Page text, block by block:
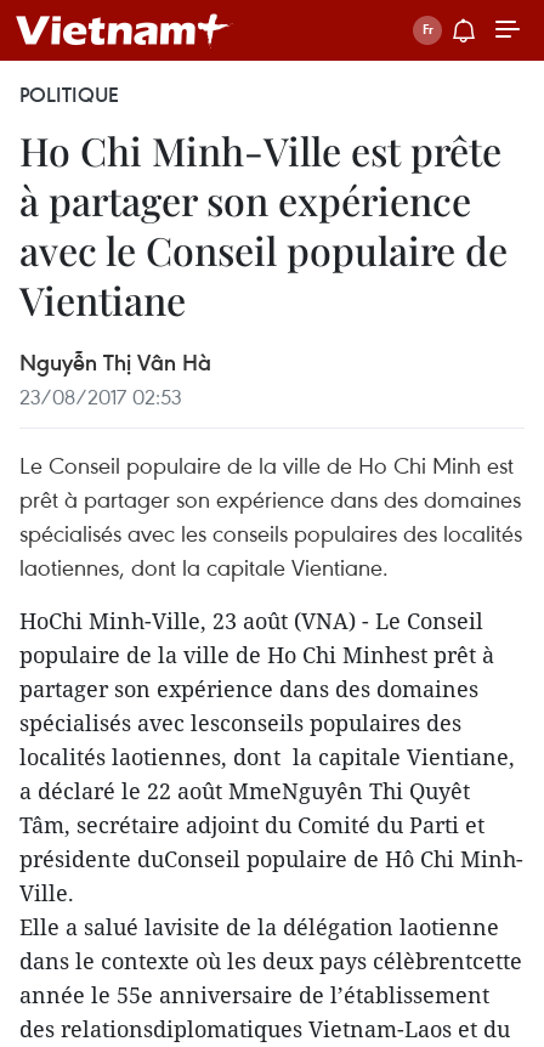
POLITIQUE
Ho Chi Minh-Ville est prête
à partager son expérience
avec le Conseil populaire de
Vientiane
Nguyễn Thị Vân Hà
23/08/2017 02:53
Le Conseil populaire de la ville de Ho Chi Minh est
prêt à partager son expérience dans des domaines
spécialisés avec les conseils populaires des localités
laotiennes, dont la capitale Vientiane.
HoChi Minh-Ville, 23 août (VNA) - Le Conseil
populaire de la ville de Ho Chi Minhest prêt à
partager son expérience dans des domaines
spécialisés avec lesconseils populaires des
localités laotiennes, dont la capitale Vientiane,
a déclaré le 22 août MmeNguyên Thi Quyêt
Tâm, secrétaire adjoint du Comité du Parti et
présidente duConseil populaire de Hô Chi Minh-
Ville.
Elle a salué lavisite de la délégation laotienne
dans le contexte où les deux pays célèbrentcette
année le 55e anniversaire de l’établissement
des relationsdiplomatiques Vietnam-Laos et du